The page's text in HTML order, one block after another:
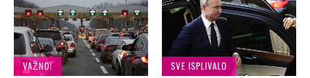
VAŽNO!
SVE ISPLIVALO